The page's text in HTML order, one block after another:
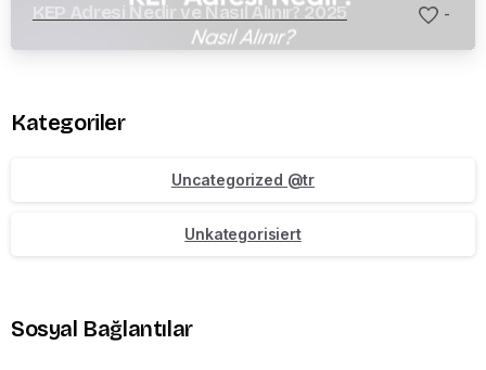
KEP Adresi Nedir ve Nasıl Alınır? 2025 -
Kategoriler
Uncategorized @tr
Unkategorisiert
Sosyal Bağlantılar